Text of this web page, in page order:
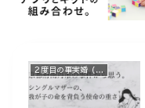
２度目の事実婚（ステップファミリー）